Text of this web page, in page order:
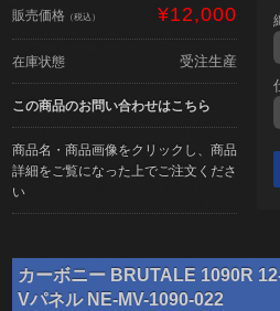
販売価格 （税込） ¥12,000
在庫状態 受注生産
この商品のお問い合わせはこちら
商品名・商品画像をクリックし、商品
詳細をご覧になった上でご注文くださ
い
カーボニー BRUTALE 1090R
Vパネル NE-MV-1090-022